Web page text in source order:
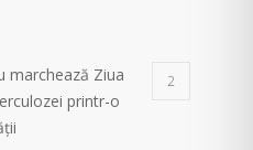
marchează Ziua
printr-o
2